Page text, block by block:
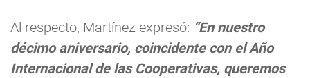
Al respecto, Martínez expresó: “En nuestro
décimo aniversario, coincidente con el Año
Internacional de las Cooperativas, queremos